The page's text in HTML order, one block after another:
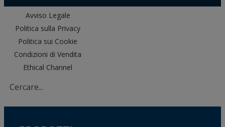
Avviso Legale
Politica sulla Privacy
Politica sui Cookie
Condizioni di Vendita
Ethical Channel